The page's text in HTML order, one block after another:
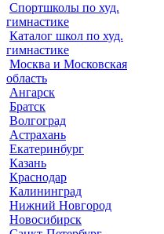
Спортшколы по худ.
гимнастике
Каталог школ по худ.
гимнастике
Москва и Московская
область
Ангарск
Братск
Волгоград
Астрахань
Екатеринбург
Казань
Краснодар
Калининград
Нижний Новгород
Новосибирск